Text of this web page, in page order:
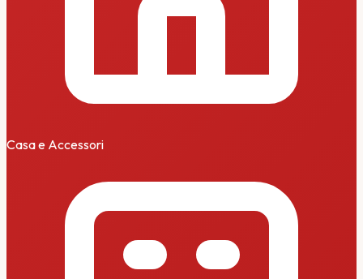
Casa e Accessori